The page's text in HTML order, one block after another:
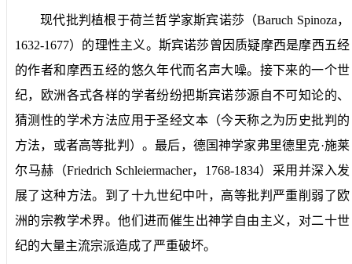
现代批判植根于荷兰哲学家斯宾诺莎（Baruch Spinoza，
1632-1677）的理性主义。斯宾诺莎曾因质疑摩西是摩西五经
的作者和摩西五经的悠久年代而名声大噪。接下来的一个世
纪，欧洲各式各样的学者纷纷把斯宾诺莎源自不可知论的、
猜测性的学术方法应用于圣经文本（今天称之为历史批判的
方法，或者高等批判 ）。最后，德国神学家弗里德里克·施莱
尔马赫（Friedrich Schleiermacher， 1768-1834）采用并深入发
展了这种方法。到了十九世纪中叶，高等批判严重削弱了欧
洲的宗教学术界。他们进而催生出神学自由主义，对二十世
纪的大量主流宗派造成了严重破坏。